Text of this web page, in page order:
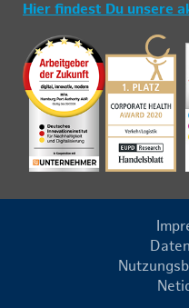
Hier findest Du unsere